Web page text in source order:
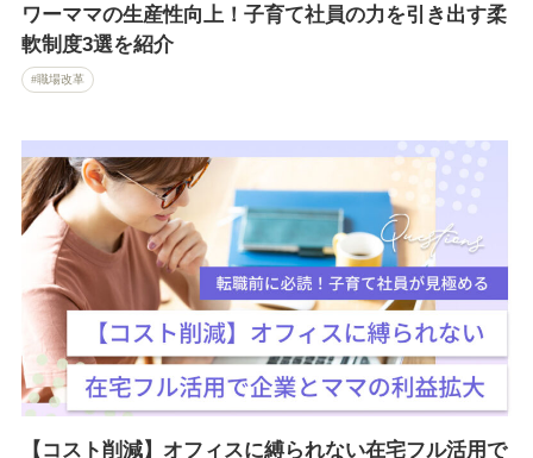
ワーママの生産性向上！子育て社員の力を引き出す柔
軟制度3選を紹介
職場改革
【コスト削減】オフィスに縛られない在宅フル活用で